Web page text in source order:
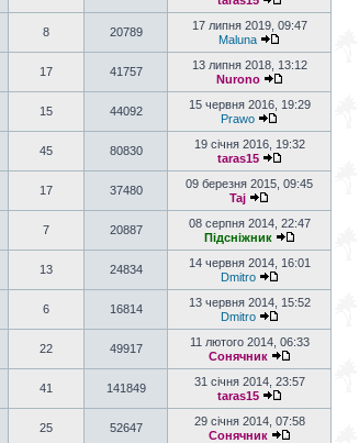
8 20789
17 липня 2019, 09:47
Maluna
17 41757
13 липня 2018, 13:12
Nurono
15 44092
15 червня 2016, 19:29
Prawo
45 80830
19 січня 2016, 19:32
taras15
17 37480
09 березня 2015, 09:45
Taj
7 20887
08 серпня 2014, 22:47
Підсніжник
13 24834
14 червня 2014, 16:01
Dmitro
6 16814
13 червня 2014, 15:52
Dmitro
22 49917
11 лютого 2014, 06:33
Сонячник
41 141849
31 січня 2014, 23:57
taras15
25 52647
29 січня 2014, 07:58
Сонячник